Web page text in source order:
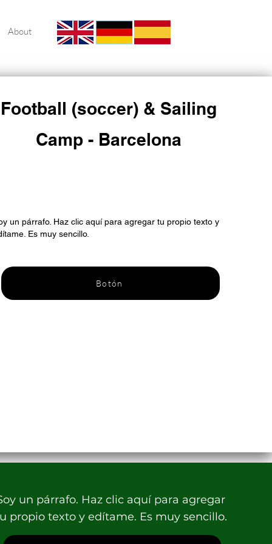
About
Football (soccer) & Sailing
Camp - Barcelona
un párrafo. Haz clic aquí para agregar tu propio texto y
Es muy sencillo.
Botón
un párrafo. Haz clic aquí para agregar
propio texto y edítame. Es muy sencillo.